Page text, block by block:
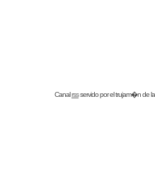
Canalrssservido por eltrujam�nde